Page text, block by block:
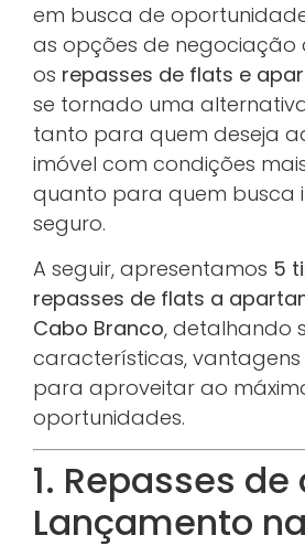
em busca de
as opções de negociação
os repasses de flats e
se tornado uma
tanto para quem deseja
imóvel com condições
quanto para quem busca
seguro.
A seguir, apresentamos 5
repasses de flats a
Cabo Branco, detalhando
características,
para aproveitar ao
oportunidades.
1. Repasses de
Lançamento